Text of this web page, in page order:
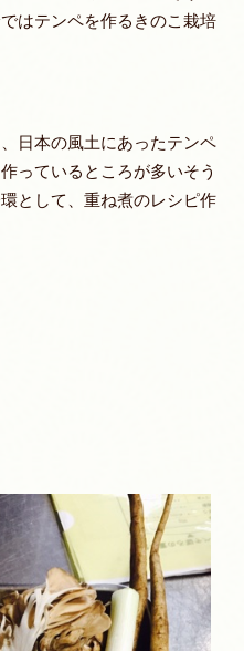
はテンペを作るきのこ栽培
日本の風土にあったテンペ
っているところが多いそう
として、重ね煮のレシピ作